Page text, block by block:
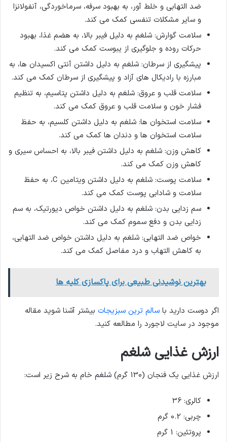
ضد التهابی و خلط آور، به بهبود سرفه، سرماخوردگی، آنفولانزا
و سایر مشکلات تنفسی کمک می کند.
سلامت گوارش: شلغم به دلیل فیبر بالا، به هضم غذا، بهبود
حرکات روده و جلوگیری از یبوست کمک می کند.
پیشگیری از سرطان: شلغم به دلیل داشتن آنتی اکسیدان ها، به
مبارزه با رادیکال های آزاد و پیشگیری از سرطان کمک می کند.
سلامت قلب و عروق: شلغم به دلیل داشتن پتاسیم، به تنظیم
فشار خون و سلامت قلب و عروق کمک می کند.
سلامت استخوان ها: شلغم به دلیل داشتن کلسیم، به حفظ
سلامت استخوان ها و دندان ها کمک می کند.
کاهش وزن: شلغم به دلیل داشتن فیبر بالا، به احساس سیری و
کاهش وزن کمک می کند.
سلامت پوست: شلغم به دلیل داشتن ویتامین C، به حفظ
سلامت و شادابی پوست کمک می کند.
سم زدایی بدن: شلغم به دلیل داشتن خواص دیورتیک، به سم
زدایی بدن و دفع سموم کمک می کند.
خواص ضد التهابی: شلغم به دلیل داشتن خواص ضد التهابی،
به کاهش التهاب و درد مفاصل کمک می کند.
بهترین نوشیدنی طبیعی برای پاکسازی کلیه ها
اگر دوست دارید با سالم ترین سبزیجات بیشتر آشنا شوید مقاله
موجود در سایت لاجورد را مطالعه کنید.
ارزش غذایی شلغم
ارزش غذایی یک فنجان (130 گرم) شلغم خام به شرح زیر است:
کالری: 36
چربی: 0.2 گرم
پروتئین: 1 گرم